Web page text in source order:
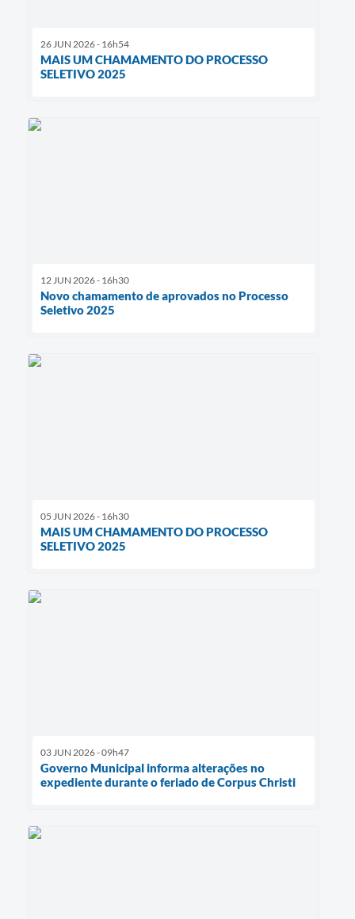
26 JUN 2026 - 16h54
MAIS UM CHAMAMENTO DO PROCESSO
SELETIVO 2025
12 JUN 2026 - 16h30
Novo chamamento de aprovados no Processo
Seletivo 2025
05 JUN 2026 - 16h30
MAIS UM CHAMAMENTO DO PROCESSO
SELETIVO 2025
03 JUN 2026 - 09h47
Governo Municipal informa alterações no
expediente durante o feriado de Corpus Christi